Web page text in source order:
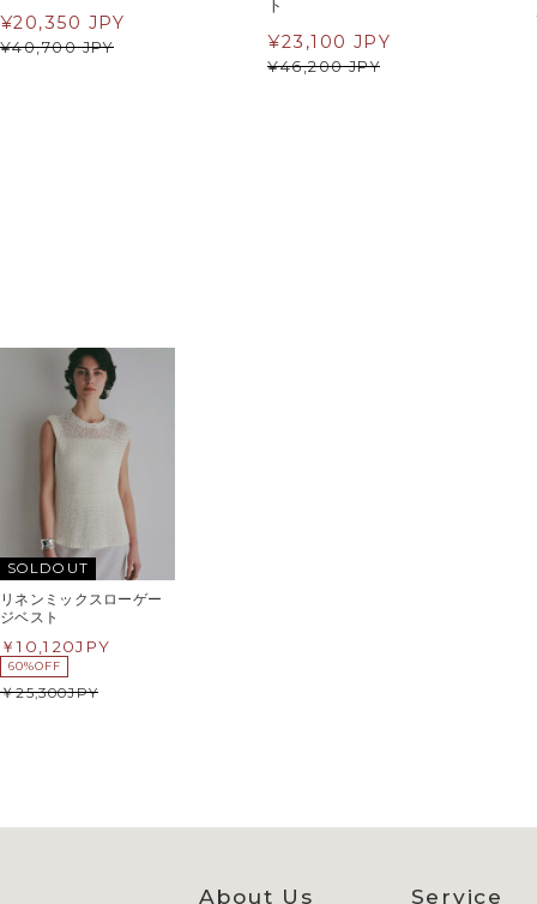
¥40,700 JPY
¥20,350 JPY
ト
¥46,200 JPY
¥23,100 JPY
SOLDOUT
リネンミックスローゲー
ジベスト
10,120JPY
60%OFF
25,300JPY
About Us Service